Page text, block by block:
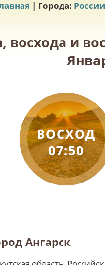
| Города: России
восхода и
ВОСХОД
07:50
Ангарск